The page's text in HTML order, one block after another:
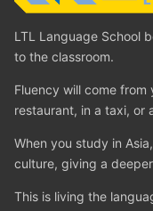
LTL Language School
to the classroom.
Fluency will come
restaurant, in a taxi, or
When you study in
culture, giving a
This is living the